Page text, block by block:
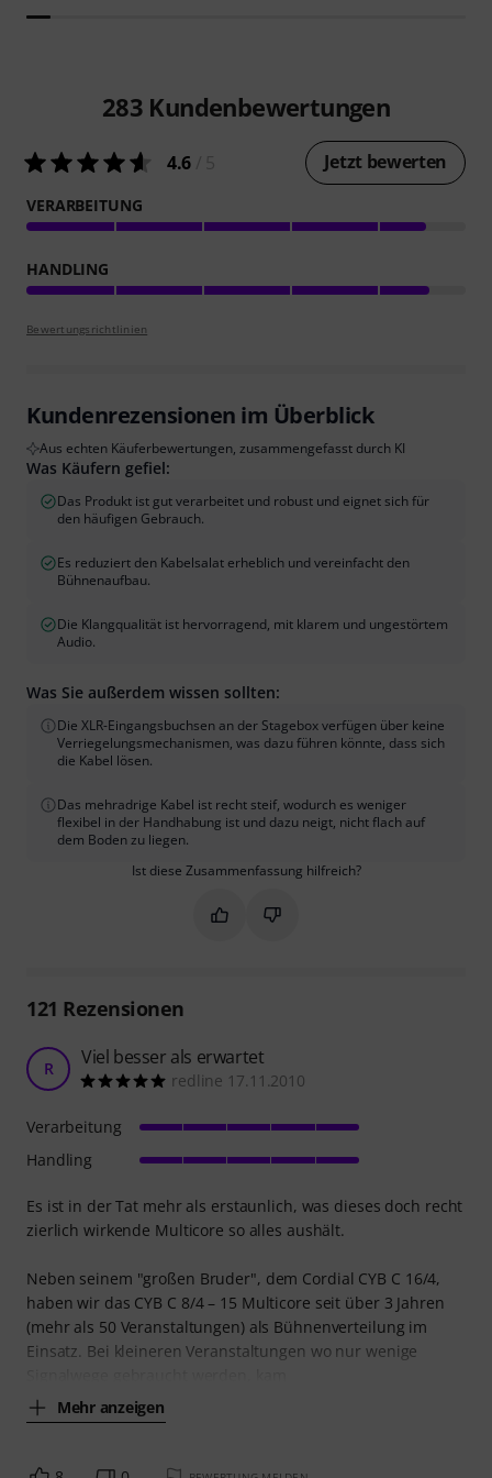
283 Kundenbewertungen
4.6 Jetzt bewerten
VERARBEITUNG
HANDLING
Bewertungsrichtlinien
Kundenrezensionen im Überblick
Aus echten Käuferbewertungen, zusammengefasst durch KI
Was Käufern gefiel:
Das Produkt ist gut verarbeitet und robust und eignet sich für
den häufigen Gebrauch.
Es reduziert den Kabelsalat erheblich und vereinfacht den
Bühnenaufbau.
Die Klangqualität ist hervorragend, mit klarem und ungestörtem
Audio.
Was Sie außerdem wissen sollten:
Die XLR-Eingangsbuchsen an der Stagebox verfügen über keine
Verriegelungsmechanismen, was dazu führen könnte, dass sich
die Kabel lösen.
Das mehradrige Kabel ist recht steif, wodurch es weniger
flexibel in der Handhabung ist und dazu neigt, nicht flach auf
dem Boden zu liegen.
Ist diese Zusammenfassung hilfreich?
Markieren Sie diese
Markieren Sie diese
121 Rezensionen
R Viel besser als erwartet
redline 17.11.2010
Es ist in der Tat mehr als erstaunlich, was dieses doch recht
zierlich wirkende Multicore so alles aushält.
Neben seinem "großen Bruder", dem Cordial CYB C 16/4,
haben wir das CYB C 8/4 – 15 Multicore seit über 3 Jahren
(mehr als 50 Veranstaltungen) als Bühnenverteilung im
Einsatz. Bei kleineren Veranstaltungen wo nur wenige
Mehr anzeigen
Verarbeitung
Handling